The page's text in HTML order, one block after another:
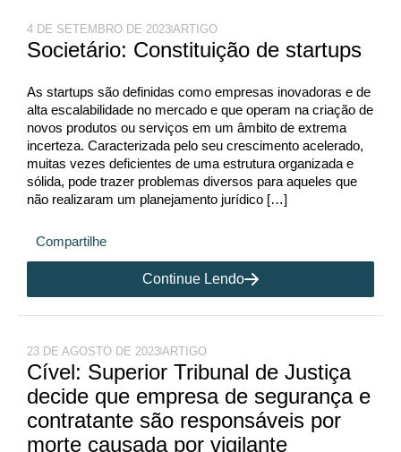
4 DE SETEMBRO DE 2023ARTIGO
Societário: Constituição de startups
As startups são definidas como empresas inovadoras e de
alta escalabilidade no mercado e que operam na criação de
novos produtos ou serviços em um âmbito de extrema
incerteza. Caracterizada pelo seu crescimento acelerado,
muitas vezes deficientes de uma estrutura organizada e
sólida, pode trazer problemas diversos para aqueles que
não realizaram um planejamento jurídico […]
Compartilhe
Continue Lendo
23 DE AGOSTO DE 2023ARTIGO
Cível: Superior Tribunal de Justiça
decide que empresa de segurança e
contratante são responsáveis por
morte causada por vigilante